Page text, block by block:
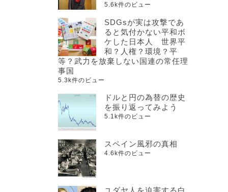
5.6k件のビュー
SDGsが実は攻撃であ
ると気付かない平和ボ
ケした日本人 世界平
和？人権？環境？平
等？武力を放棄しない国連の常任理
事国
5.3k件のビュー
ドルと円の為替の歴史
を振り返ってみよう
5.1k件のビュー
スペイン風邪の真相
4.6k件のビュー
ユダヤ人を迫害する白